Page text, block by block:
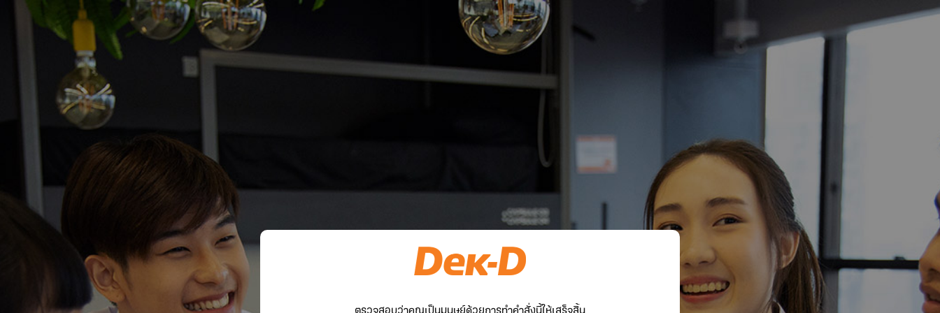
ตรวจสอบว่าคุณเป็นมนุษย์ด้วยการทำคำสั่งนี้ให้เสร็จสิ้น